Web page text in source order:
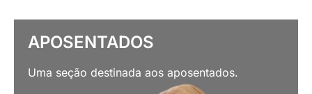
APOSENTADOS
Uma seção destinada aos aposentados.